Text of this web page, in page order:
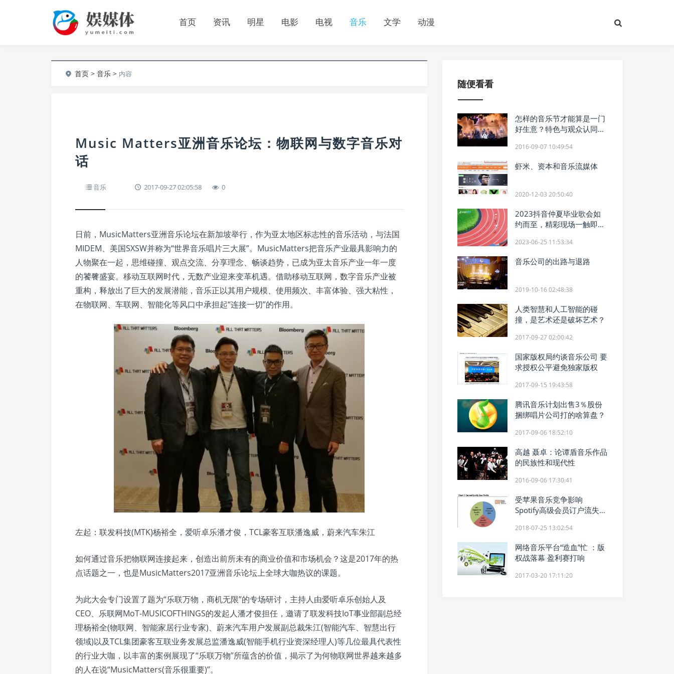
首页 资讯 明星 电影 电视 音乐 文学 动漫
首页 >音乐 > 内容
Music Matters亚洲音乐论坛：物联网与数字音乐对
话
音乐 2017-09-27 02:05:58 0
日前，MusicMatters亚洲音乐论坛在新加坡举行，作为亚太地区标志性的音乐活动，与法国
MIDEM、美国SXSW并称为“世界音乐唱片三大展”。MusicMatters把音乐产业最具影响力的
人物聚在一起，思维碰撞、观点交流、分享理念、畅谈趋势，已成为亚太音乐产业一年一度
的饕餮盛宴。移动互联网时代，无数产业迎来变革机遇。借助移动互联网，数字音乐产业被
重构，释放出了巨大的发展潜能，音乐正以其用户规模、使用频次、丰富体验、强大粘性，
在物联网、车联网、智能化等风口中承担起“连接一切”的作用。
左起：联发科技(MTK)杨裕全，爱听卓乐潘才俊，TCL豪客互联潘逸威，蔚来汽车朱江
如何通过音乐把物联网连接起来，创造出前所未有的商业价值和市场机会？这是2017年的热
点话题之一，也是MusicMatters2017亚洲音乐论坛上全球大咖热议的课题。
为此大会专门设置了题为“乐联万物，商机无限”的专场研讨，主持人由爱听卓乐创始人及
CEO、乐联网MoT-MUSICOFTHINGS的发起人潘才俊担任，邀请了联发科技IoT事业部副总经
理杨裕全(物联网、智能家居行业专家)、蔚来汽车用户发展副总裁朱江(智能汽车、智慧出行
领域)以及TCL集团豪客互联业务发展总监潘逸威(智能手机行业资深经理人)等几位最具代表性
的行业大咖，以丰富的案例展现了“乐联万物”所蕴含的价值，揭示了为何物联网世界越来越多
的人在说“MusicMatters(音乐很重要)”。
随便看看
怎样的音乐节才能算是一门
好生意？特色与观众认同或
2016-09-07 10:49:54
虾米、资本和音乐流媒体
2020-12-03 20:50:40
2023抖音仲夏毕业歌会如
约而至，精彩现场一触即
2023-06-25 11:53:34
音乐公司的出路与退路
2019-10-16 02:48:38
人类智慧和人工智能的碰
撞，是艺术还是破坏艺术？
2017-09-27 02:00:42
国家版权局约谈音乐公司 要
求授权公平避免独家版权
2017-09-15 19:43:58
腾讯音乐计划出售3％股份
捆绑唱片公司打的啥算盘？
2017-09-06 18:52:10
高越 聂卓：论谭盾音乐作品
的民族性和现代性
2016-09-06 17:30:41
受苹果音乐竞争影响
Spotify高级会员订户流失率
2018-07-25 13:02:54
网络音乐平台“造血”忙 ：版
权战落幕 盈利赛打响
2017-03-20 17:11:20